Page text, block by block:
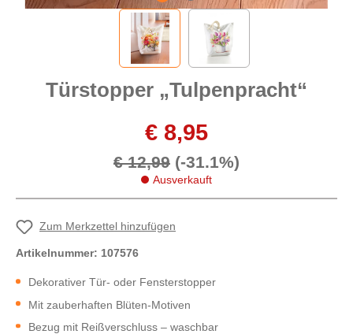
Türstopper „Tulpenpracht“
€ 8,95
€ 12,99 (-31.1%)
Ausverkauft
Zum Merkzettel hinzufügen
Artikelnummer: 107576
Dekorativer Tür- oder Fensterstopper
Mit zauberhaften Blüten-Motiven
Bezug mit Reißverschluss – waschbar